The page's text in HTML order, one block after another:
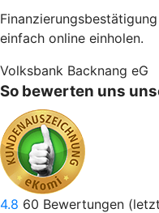
einfach online einholen.
Volksbank Backnang eG
So bewerten uns
4.8 60 Bewertungen